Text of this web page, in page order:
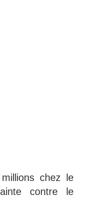
chez le
contre le